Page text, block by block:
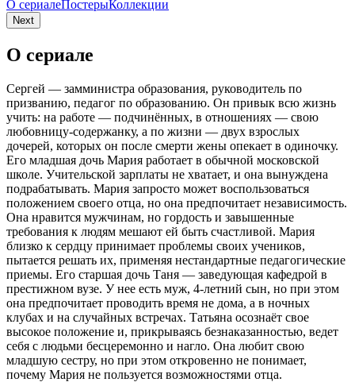
О сериалеПостерыКоллекции
Next
О сериале
Сергей — замминистра образования, руководитель по
призванию, педагог по образованию. Он привык всю жизнь
учить: на работе — подчинённых, в отношениях — свою
любовницу-содержанку, а по жизни — двух взрослых
дочерей, которых он после смерти жены опекает в одиночку.
Его младшая дочь Мария работает в обычной московской
школе. Учительской зарплаты не хватает, и она вынуждена
подрабатывать. Мария запросто может воспользоваться
положением своего отца, но она предпочитает независимость.
Она нравится мужчинам, но гордость и завышенные
требования к людям мешают ей быть счастливой. Мария
близко к сердцу принимает проблемы своих учеников,
пытается решать их, применяя нестандартные педагогические
приемы. Его старшая дочь Таня — заведующая кафедрой в
престижном вузе. У нее есть муж, 4-летний сын, но при этом
она предпочитает проводить время не дома, а в ночных
клубах и на случайных встречах. Татьяна осознаёт свое
высокое положение и, прикрываясь безнаказанностью, ведет
себя с людьми бесцеремонно и нагло. Она любит свою
младшую сестру, но при этом откровенно не понимает,
почему Мария не пользуется возможностями отца.